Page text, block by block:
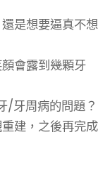
是想要逼真不想
會露到幾顆牙
/牙周病的問題？
建，之後再完成